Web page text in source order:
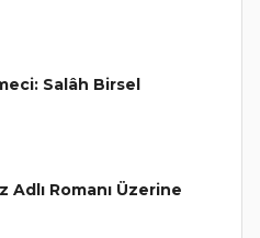
Salâh Birsel
Adlı Romanı Üzerine